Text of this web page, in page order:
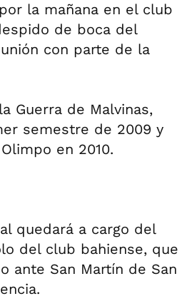
la mañana en el club
de boca del
con parte de la
Guerra de Malvinas,
semestre de 2009 y
en 2010.
quedará a cargo del
del club bahiense, que
ante San Martín de San